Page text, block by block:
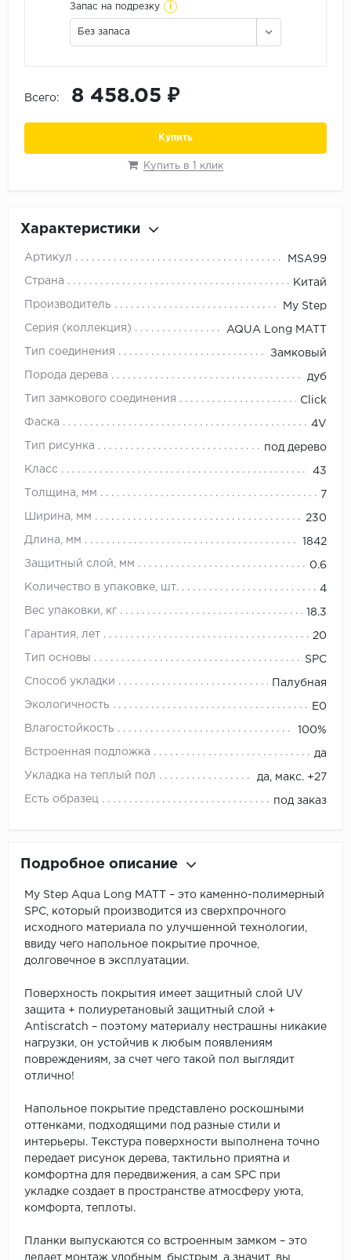
Запас на подрезку i
Без запаса
Всего: 8 458.05 ₽
Купить
Купить в 1 клик
Характеристики
Артикул MSA99
Страна Китай
Производитель My Step
Серия (коллекция) AQUA Long MATT
Тип соединения Замковый
Порода дерева дуб
Тип замкового соединения Click
Фаска 4V
Тип рисунка под дерево
Класс 43
Толщина, мм 7
Ширина, мм 230
Длина, мм 1842
Защитный слой, мм 0.6
Количество в упаковке, шт. 4
Вес упаковки, кг 18.3
Гарантия, лет 20
Тип основы SPC
Способ укладки Палубная
Экологичность E0
Влагостойкость 100%
Встроенная подложка да
Укладка на теплый пол да, макс. +27
Есть образец под заказ
Подробное описание
My Step Aqua Long MATT – это каменно-полимерный
SPC, который производится из сверхпрочного
исходного материала по улучшенной технологии,
ввиду чего напольное покрытие прочное,
долговечное в эксплуатации.
Поверхность покрытия имеет защитный слой UV
защита + полиуретановый защитный слой +
Antiscratch – поэтому материалу нестрашны никакие
нагрузки, он устойчив к любым появлениям
повреждениям, за счет чего такой пол выглядит
отлично!
Напольное покрытие представлено роскошными
оттенками, подходящими под разные стили и
интерьеры. Текстура поверхности выполнена точно
передает рисунок дерева, тактильно приятна и
комфортна для передвижения, а сам SPC при
укладке создает в пространстве атмосферу уюта,
комфорта, теплоты.
Планки выпускаются со встроенным замком – это
делает монтаж удобным, быстрым, а значит, вы